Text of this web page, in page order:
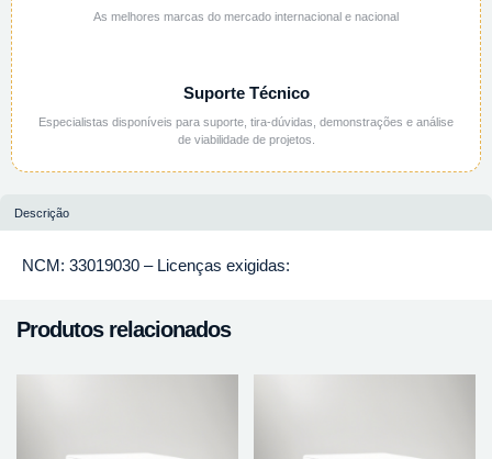
As melhores marcas do mercado internacional e nacional
Suporte Técnico
Especialistas disponíveis para suporte, tira-dúvidas, demonstrações e análise
de viabilidade de projetos.
Descrição
NCM: 33019030 – Licenças exigidas:
Produtos relacionados